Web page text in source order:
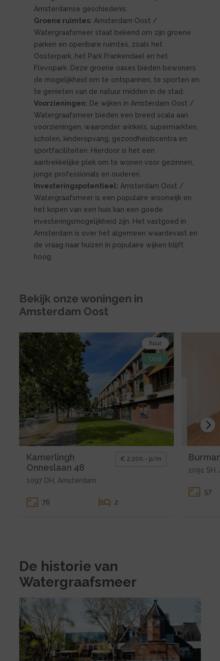
Amsterdamse geschiedenis.
Groene ruimtes: Amsterdam Oost /
Watergraafsmeer staat bekend om zijn groene
parken en openbare ruimtes, zoals het
Oosterpark, het Park Frankendael en het
Flevopark. Deze groene oases bieden bewoners
de mogelijkheid om te ontspannen, te sporten en
te genieten van de natuur midden in de stad.
Voorzieningen: De wijken in Amsterdam Oost /
Watergraafsmeer bieden een breed scala aan
voorzieningen, waaronder winkels, supermarkten,
scholen, kinderopvang, gezondheidscentra en
sportfaciliteiten. Hierdoor is het een
aantrekkelijke plek om te wonen voor gezinnen,
jonge professionals en ouderen.
Investeringspotentieel: Amsterdam Oost /
Watergraafsmeer is een populaire woonwijk en
het kopen van een huis kan een goede
investeringsmogelijkheid zijn. Het vastgoed in
Amsterdam is over het algemeen waardevast en
de vraag naar huizen in populaire wijken blijft
hoog.
Bekijk onze woningen in
Amsterdam Oost
Bekijk
de
detail
pagina
van
huur
Amsterdam
Kamerlingh
Onneslaan
48
huur
Oost
Kamerlingh
Onneslaan 48
1097 DH, Amsterdam
€ 2.200,- p/m
76 2
1091
57
De historie van
Watergraafsmeer